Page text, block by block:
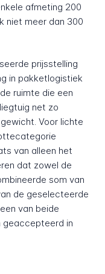
afmeting 200
niet meer dan 300
prijsstelling
in pakketlogistiek
ruimte die een
net zo
Voor lichte
van alleen het
dat zowel de
som van
de geselecteerde
van beide
geaccepteerd in